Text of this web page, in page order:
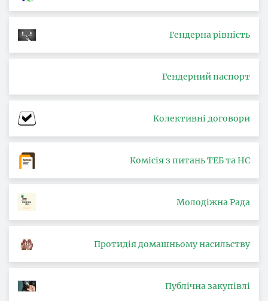
Гендерна рівність
Гендерний паспорт
Колективні договори
Комісія з питань ТЕБ та НС
Молодіжна Рада
Протидія домашньому насильству
Публічна закупівлі